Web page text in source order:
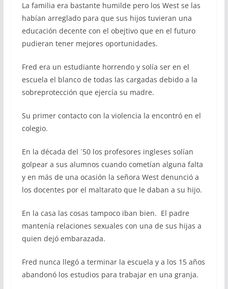
La familia era bastante humilde pero los West se las
habían arreglado para que sus hijos tuvieran una
educación decente con el obejtivo que en el futuro
pudieran tener mejores oportunidades.
Fred era un estudiante horrendo y solía ser en el
escuela el blanco de todas las cargadas debido a la
sobreprotección que ejercía su madre.
Su primer contacto con la violencia la encontró en el
colegio.
En la década del ´50 los profesores ingleses solían
golpear a sus alumnos cuando cometían alguna falta
y en más de una ocasión la señora West denunció a
los docentes por el maltarato que le daban a su hijo.
En la casa las cosas tampoco iban bien. El padre
mantenía relaciones sexuales con una de sus hijas a
quien dejó embarazada.
Fred nunca llegó a terminar la escuela y a los 15 años
abandonó los estudios para trabajar en una granja.